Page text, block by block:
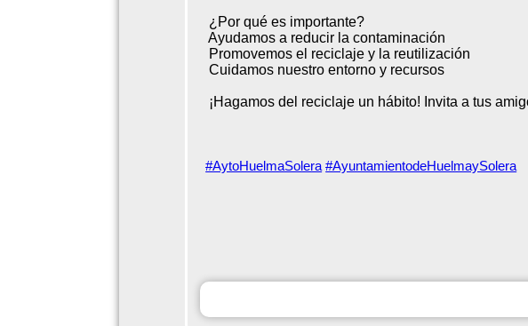
¿Por qué es importante?
Ayudamos a reducir la contaminación
Promovemos el reciclaje y la reutilización
Cuidamos nuestro entorno y recursos
¡Hagamos del reciclaje un hábito! Invita a tus
#AytoHuelmaSolera #AyuntamientodeHuelmaySolera